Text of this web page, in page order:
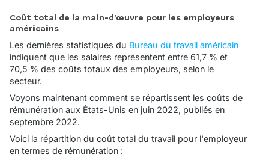
Coût total de la main-d'œuvre pour les employeurs
américains
Les dernières statistiques du Bureau du travail américain
indiquent que les salaires représentent entre 61,7 % et
70,5 % des coûts totaux des employeurs, selon le
secteur.
Voyons maintenant comment se répartissent les coûts de
rémunération aux États-Unis en juin 2022, publiés en
septembre 2022.
Voici la répartition du coût total du travail pour l'employeur
en termes de rémunération :